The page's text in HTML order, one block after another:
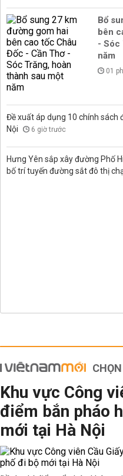
Bổ
bên
- Sóc
năm
01
Đề xuất áp dụng 10 chính sách
Nội
6 giờ trước
Hưng Yên sắp xây đường Phố
bố trí tuyến đường sắt đô thị
CHỌN
Khu vực Công
điểm bắn pháo
mới tại Hà Nội